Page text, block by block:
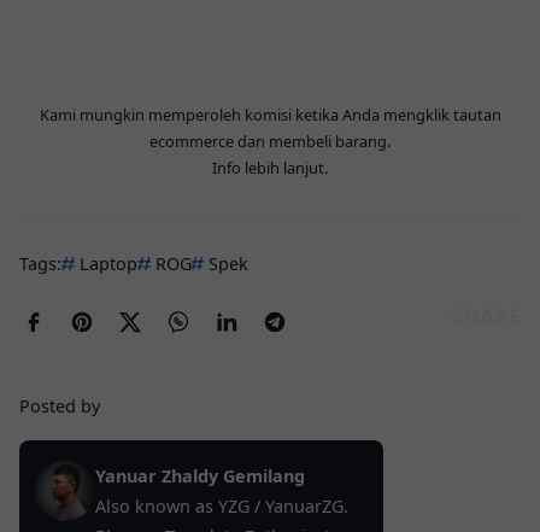
Kami mungkin memperoleh komisi ketika Anda mengklik tautan
ecommerce dan membeli barang.
Info lebih lanjut.
Tags: Laptop ROG Spek
Posted by
Yanuar Zhaldy Gemilang
Also known as YZG / YanuarZG.